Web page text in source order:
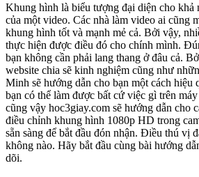
Khung hình là biểu tượng đại diện cho khả
của một video. Các nhà làm video ai cũng
khung hình tốt và mạnh mẻ cả. Bởi vậy,
thực hiện được điều đó cho chính mình.
bạn không cần phải lang thang ở đâu cả.
website chia sẽ kinh nghiệm cũng như
Minh sẽ hướng dẫn cho bạn một cách hiệu
bạn có thể làm được bất cứ việc gì trên
cũng vậy hoc3giay.com sẽ hướng dẫn cho
điều chỉnh khung hình 1080p HD trong
sẵn sàng để bắt đầu đón nhận. Điều thú vị
không nào. Hãy bắt đầu cùng bài hướng
dõi.